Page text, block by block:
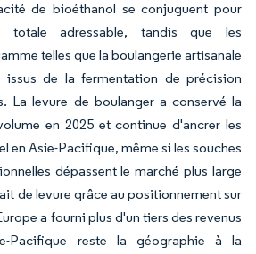
de bioéthanol se conjuguent pour
totale adressable, tandis que les
telles que la boulangerie artisanale
issus de la fermentation de précision
La levure de boulanger a conservé la
en 2025 et continue d'ancrer les
en Asie-Pacifique, même si les souches
dépassent le marché plus large
de levure grâce au positionnement sur
a fourni plus d'un tiers des revenus
Pacifique reste la géographie à la